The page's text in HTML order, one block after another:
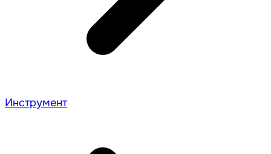
Инструмент